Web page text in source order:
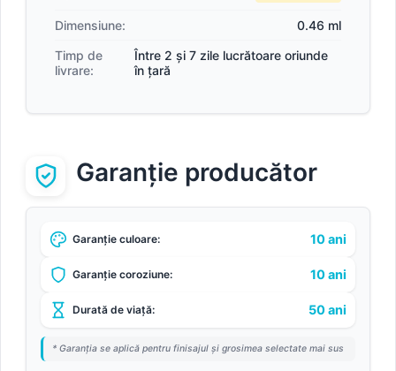
Dimensiune:
0.46 ml
Timp de
livrare:
Între 2 și 7 zile lucrătoare oriunde
în țară
Garanție producător
Garanție culoare: 10 ani
Garanție coroziune: 10 ani
Durată de viață: 50 ani
* Garanția se aplică pentru finisajul și grosimea selectate mai sus